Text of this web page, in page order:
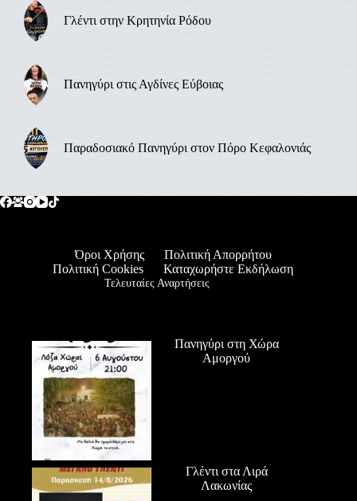
Γλέντι στην Κρητηνία Ρόδου
Πανηγύρι στις Αγδίνες Εύβοιας
Παραδοσιακό Πανηγύρι στον Πόρο Κεφαλονιάς
Όροι Χρήσης
Πολιτική Απορρήτου
Πολιτική Cookies
Καταχωρήστε Εκδήλωση
Τελευταίες Αναρτήσεις
Πανηγύρι στη Χώρα
Αμοργού
Γλέντι στα Λιρά
Λακωνίας